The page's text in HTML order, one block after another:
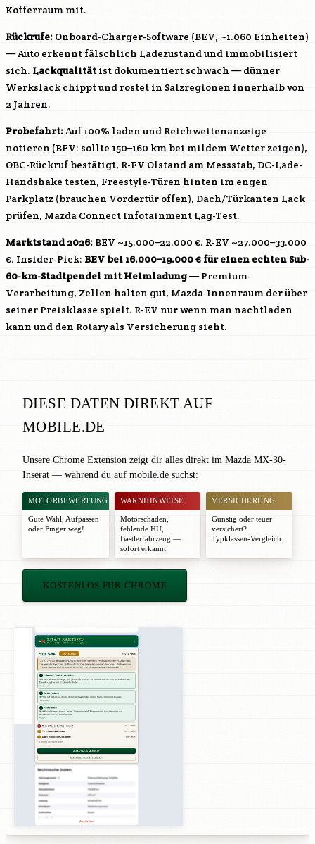
Kofferraum mit.
Rückrufe: Onboard-Charger-Software (BEV, ~1.060 Einheiten)
— Auto erkennt fälschlich Ladezustand und immobilisiert
sich. Lackqualitätist dokumentiert schwach — dünner
Werkslack chippt und rostet in Salzregionen innerhalb von
2 Jahren.
Probefahrt:Auf 100% laden und Reichweitenanzeige
notieren (BEV: sollte 150–160 km bei mildem Wetter zeigen),
OBC-Rückruf bestätigt, R-EV Ölstand am Messstab, DC-Lade-
Handshake testen, Freestyle-Türen hinten im engen
Parkplatz (brauchen Vordertür offen), Dach/Türkanten Lack
prüfen, Mazda Connect Infotainment Lag-Test.
Marktstand 2026: BEV ~15.000–22.000 €. R-EV ~27.000–33.000
€. Insider-Pick: BEV bei 16.000–19.000 € für einen echten Sub-
60-km-Stadtpendel mit Heimladung— Premium-
Verarbeitung, Zellen halten gut, Mazda-Innenraum der über
seiner Preisklasse spielt. R-EV nur wenn man nachtladen
kann und den Rotary als Versicherung sieht.
DIESE DATEN DIREKT AUF
MOBILE.DE
Unsere Chrome Extension zeigt dir alles direkt im Mazda MX-30-
Inserat — während du auf mobile.de suchst:
MOTORBEWERTUNG
Gute Wahl
Aufpassen
oder Finger weg!
WARNHINWEISE
Motorschaden,
fehlende HU,
Bastlerfahrzeug —
sofort erkannt.
VERSICHERUNG
Günstig oder teuer
versichert?
Typklassen-Vergleich.
KOSTENLOS FÜR CHROME